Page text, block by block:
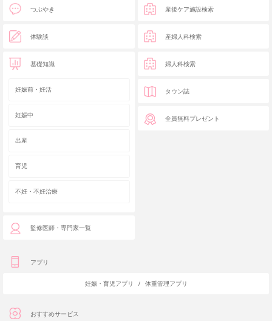
つぶやき
体験談
基礎知識
妊娠前・妊活
妊娠中
出産
育児
不妊・不妊治療
監修医師・専門家一覧
産後ケア施設検索
産婦人科検索
婦人科検索
タウン誌
全員無料プレゼント
アプリ
妊娠・育児アプリ / 体重管理アプリ
おすすめサービス